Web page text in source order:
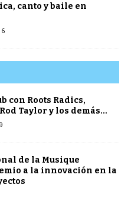
canto y baile en
con Roots Radics,
Taylor y los demás…
de la Musique
a la innovación en la